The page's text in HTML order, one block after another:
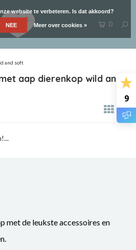
9
0
and soft
aap dierenkop wild and
met de leukste accessoires en
website te verbeteren. Is dat akkoord?
NEE Meer over cookies »